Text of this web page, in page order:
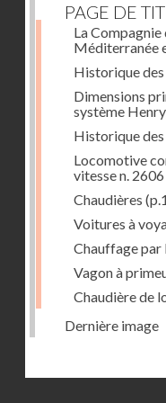
PAGE DE
La Compagnie
Méditerranée
Historique
Dimensions
système
Historique
Locomotive
vitesse n. 2606
Chaudières
Voitures à
Chauffage par
Vagon à
Chaudière de
Dernière image